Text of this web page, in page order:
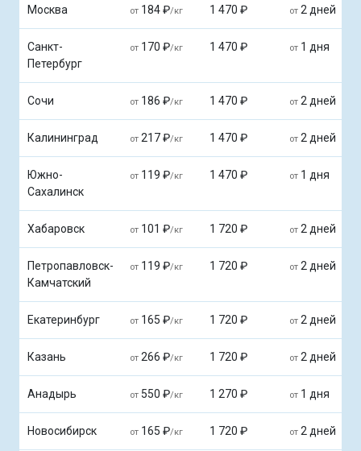
Москва от 184 ₽/кг 1 470 ₽ от 2 дней
Санкт-
Петербург
от 170 ₽/кг 1 470 ₽ от 1 дня
Сочи от 186 ₽/кг 1 470 ₽ от 2 дней
Калининград от 217 ₽/кг 1 470 ₽ от 2 дней
Южно-
Сахалинск
от 119 ₽/кг 1 470 ₽ от 1 дня
Хабаровск от 101 ₽/кг 1 720 ₽ от 2 дней
Петропавловск-
Камчатский
от 119 ₽/кг 1 720 ₽ от 2 дней
Екатеринбург от 165 ₽/кг 1 720 ₽ от 2 дней
Казань от 266 ₽/кг 1 720 ₽ от 2 дней
Анадырь от 550 ₽/кг 1 270 ₽ от 1 дня
Новосибирск от 165 ₽/кг 1 720 ₽ от 2 дней